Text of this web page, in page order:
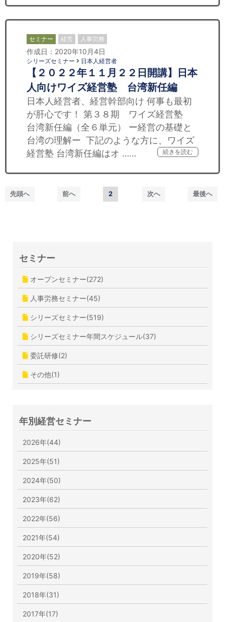
セミナー 経営 人事労務
作成日：2020年10月4日
シリーズセミナー 日本人経営者
【２０２２年１１月２２日開講】日本
人向けワイズ経営塾 台湾新任編
日本人経営者、経営幹部向け 何事も最初
が肝心です！ 第３８期 ワイズ経営塾
台湾新任編（全６単元） ー経営の基礎と
台湾の理解ー 下記のような方に、ワイズ
経営塾 台湾新任編はオ ……
続きを読む
先頭へ 前へ 2 次へ 最後へ
セミナー
オープンセミナー(272)
人事労務セミナー(45)
シリーズセミナー(519)
シリーズセミナー年間スケジュール(37)
委託研修(2)
その他(1)
年別経営セミナー
2026年(44)
2025年(51)
2024年(50)
2023年(62)
2022年(56)
2021年(54)
2020年(52)
2019年(58)
2018年(31)
2017年(17)